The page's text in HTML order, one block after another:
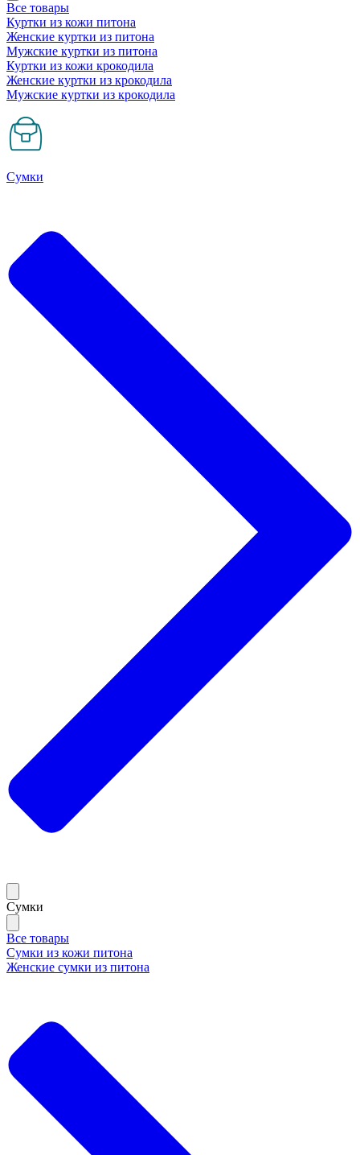
Все товары
Куртки из кожи питона
Женские куртки из питона
Мужские куртки из питона
Куртки из кожи крокодила
Женские куртки из крокодила
Мужские куртки из крокодила
Сумки
Сумки
Все товары
Сумки из кожи питона
Женские сумки из питона